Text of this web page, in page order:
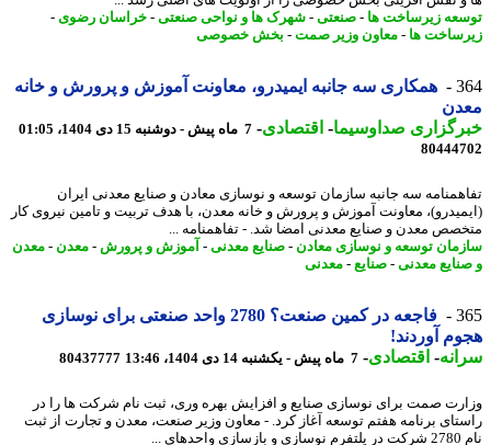
زیرساخت ها- صنعتی-شهرک ها و نواحی صنعتی-خراسان رضوی-
ها- معاون وزیر صمت-بخش خصوصی
همکاری سه جانبه ایمیدرو، معاونت آموزش و پرورش و خانه
صداوسیما-اقتصادی-7 ماه پیش - دوشنبه 15 دی 1404، 01:05
سه جانبه سازمان توسعه و نوسازی معادن و صنایع معدنی ایران
معاونت آموزش و پرورش و خانه معدن، با هدف تربیت و تامین نیروی کار
معدن و صنایع معدنی امضا شد. - تفاهمنامه ...
توسعه و نوسازی معادن-صنایع معدنی-آموزش و پرورش-معدن-معدن
معدنی-صنایع-معدنی
فاجعه در کمین صنعت؟ 2780 واحد صنعتی برای نوسازی
آوردند!
- اقتصادی-7 ماه پیش - یکشنبه 14 دی 1404، 13:46 80437777
صمت برای نوسازی صنایع و افزایش بهره وری، ثبت نام شرکت ها را در
برنامه هفتم توسعه آغاز کرد. - معاون وزیر صنعت، معدن و تجارت از ثبت